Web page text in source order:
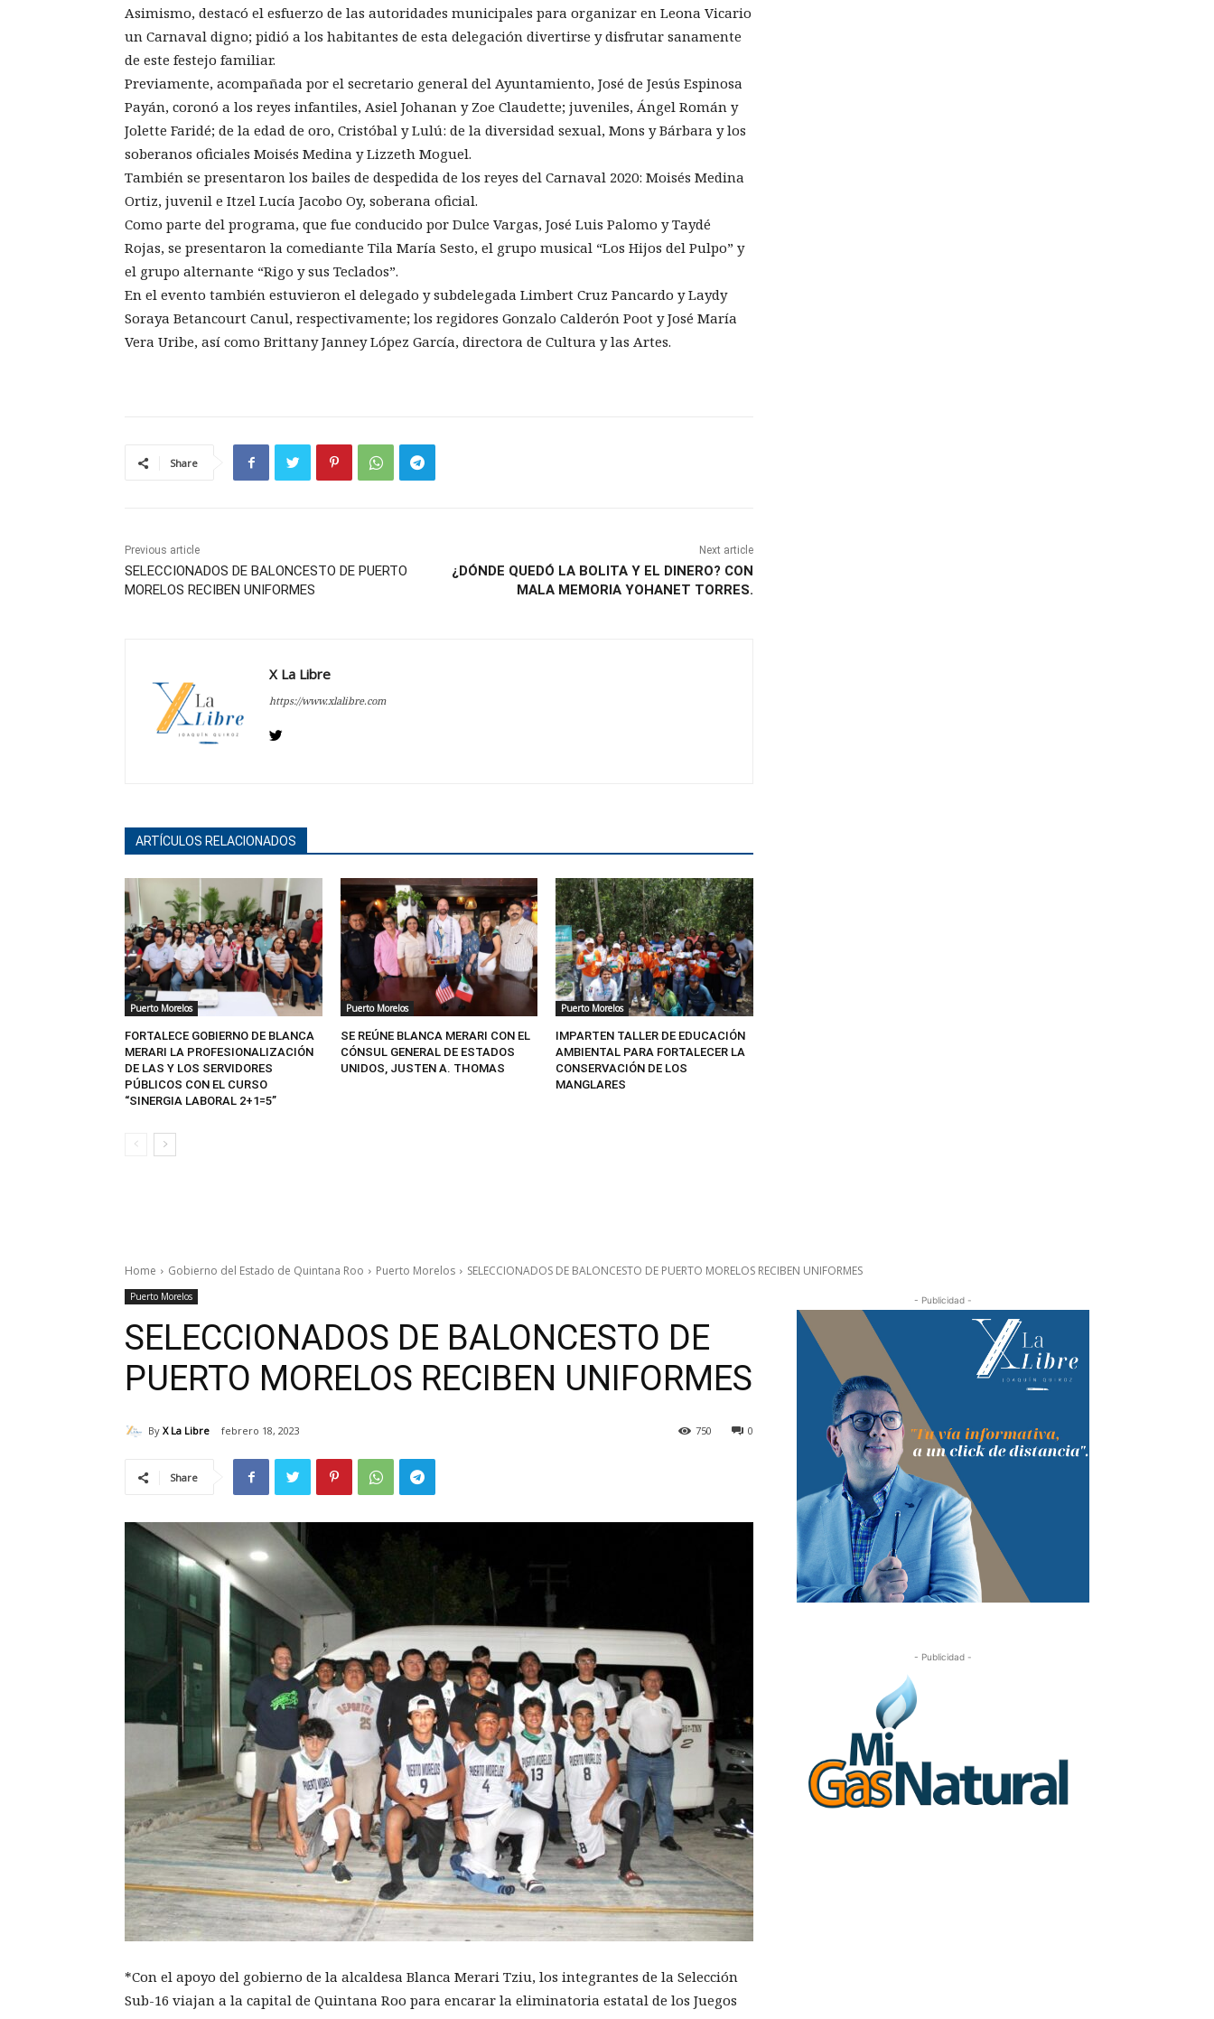
Asimismo, destacó el esfuerzo de las autoridades municipales para organizar en Leona Vicario
un Carnaval digno; pidió a los habitantes de esta delegación divertirse y disfrutar sanamente
de este festejo familiar.
Previamente, acompañada por el secretario general del Ayuntamiento, José de Jesús Espinosa
Payán, coronó a los reyes infantiles, Asiel Johanan y Zoe Claudette; juveniles, Ángel Román y
Jolette Faridé; de la edad de oro, Cristóbal y Lulú: de la diversidad sexual, Mons y Bárbara y los
soberanos oficiales Moisés Medina y Lizzeth Moguel.
También se presentaron los bailes de despedida de los reyes del Carnaval 2020: Moisés Medina
Ortiz, juvenil e Itzel Lucía Jacobo Oy, soberana oficial.
Como parte del programa, que fue conducido por Dulce Vargas, José Luis Palomo y Taydé
Rojas, se presentaron la comediante Tila María Sesto, el grupo musical “Los Hijos del Pulpo” y
el grupo alternante “Rigo y sus Teclados”.
En el evento también estuvieron el delegado y subdelegada Limbert Cruz Pancardo y Laydy
Soraya Betancourt Canul, respectivamente; los regidores Gonzalo Calderón Poot y José María
Vera Uribe, así como Brittany Janney López García, directora de Cultura y las Artes.
Share
Previous article
SELECCIONADOS DE BALONCESTO DE PUERTO
MORELOS RECIBEN UNIFORMES
Next article
¿DÓNDE QUEDÓ LA BOLITA Y EL DINERO? CON
MALA MEMORIA YOHANET TORRES.
X La Libre
https://www.xlalibre.com
ARTÍCULOS RELACIONADOS
Puerto Morelos
FORTALECE GOBIERNO DE BLANCA
MERARI LA PROFESIONALIZACIÓN
DE LAS Y LOS SERVIDORES
PÚBLICOS CON EL CURSO
“SINERGIA LABORAL 2+1=5”
Puerto Morelos
SE REÚNE BLANCA MERARI CON EL
CÓNSUL GENERAL DE ESTADOS
UNIDOS, JUSTEN A. THOMAS
Puerto Morelos
IMPARTEN TALLER DE EDUCACIÓN
AMBIENTAL PARA FORTALECER LA
CONSERVACIÓN DE LOS
MANGLARES